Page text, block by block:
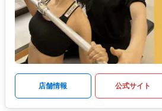
店舗情報 公式サイト